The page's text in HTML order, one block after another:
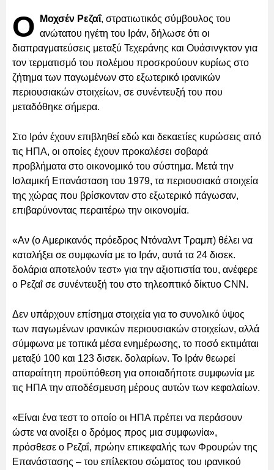
Ο Μοχσέν Ρεζαΐ, στρατιωτικός σύμβουλος του
ανώτατου ηγέτη του Ιράν, δήλωσε ότι οι
διαπραγματεύσεις μεταξύ Τεχεράνης και Ουάσινγκτον για
τον τερματισμό του πολέμου προσκρούουν κυρίως στο
ζήτημα των παγωμένων στο εξωτερικό ιρανικών
περιουσιακών στοιχείων, σε συνέντευξή του που
μεταδόθηκε σήμερα.
Στο Ιράν έχουν επιβληθεί εδώ και δεκαετίες κυρώσεις από
τις ΗΠΑ, οι οποίες έχουν προκαλέσει σοβαρά
προβλήματα στο οικονομικό του σύστημα. Μετά την
Ισλαμική Επανάσταση του 1979, τα περιουσιακά στοιχεία
της χώρας που βρίσκονταν στο εξωτερικό πάγωσαν,
επιβαρύνοντας περαιτέρω την οικονομία.
«Αν (ο Αμερικανός πρόεδρος Ντόναλντ Τραμπ) θέλει να
καταλήξει σε συμφωνία με το Ιράν, αυτά τα 24 δισεκ.
δολάρια αποτελούν τεστ» για την αξιοπιστία του, ανέφερε
ο Ρεζαΐ σε συνέντευξή του στο τηλεοπτικό δίκτυο CNN.
Δεν υπάρχουν επίσημα στοιχεία για το συνολικό ύψος
των παγωμένων ιρανικών περιουσιακών στοιχείων, αλλά
σύμφωνα με τοπικά μέσα ενημέρωσης, το ποσό εκτιμάται
μεταξύ 100 και 123 δισεκ. δολαρίων. Το Ιράν θεωρεί
απαραίτητη προϋπόθεση για οποιαδήποτε συμφωνία με
τις ΗΠΑ την αποδέσμευση μέρους αυτών των κεφαλαίων.
«Είναι ένα τεστ το οποίο οι ΗΠΑ πρέπει να περάσουν
ώστε να ανοίξει ο δρόμος προς μια συμφωνία»,
πρόσθεσε ο Ρεζαΐ, πρώην επικεφαλής των Φρουρών της
Επανάστασης – του επίλεκτου σώματος του ιρανικού